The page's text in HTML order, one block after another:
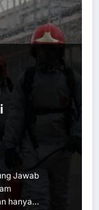
Jawab
hanya…